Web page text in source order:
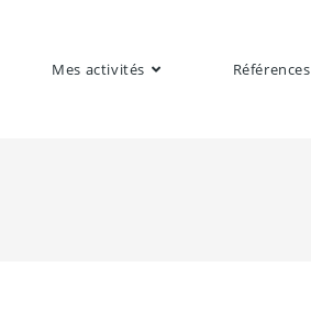
Mes activités Références